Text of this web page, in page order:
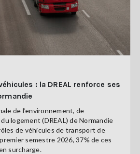
: la DREAL renforce ses
de l’environnement, de
logement (DREAL) de Normandie
de véhicules de transport de
semestre 2026, 37% de ces
surcharge.